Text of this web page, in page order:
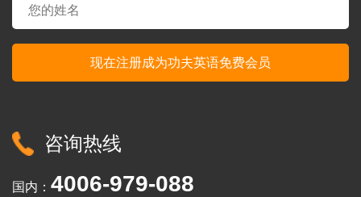
咨询热线
国内： 4006-979-088